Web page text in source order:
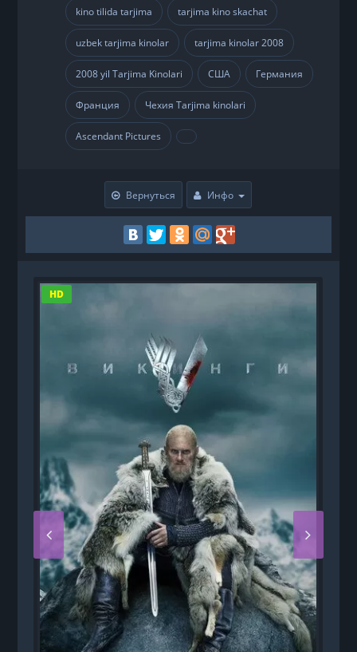
kino tilida tarjima , tarjima kino skachat
uzbek tarjima kinolar , tarjima kinolar 2008
2008 yil Tarjima Kinolari , США , Германия
Франция , Чехия Tarjima kinolari
Ascendant Pictures ,
Вернуться Инфо
HD